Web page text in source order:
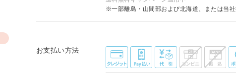
※一部離島・山間部および北海道、または当社
お支払い方法